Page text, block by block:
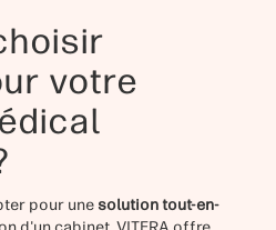
votre
pour une solution tout-en-